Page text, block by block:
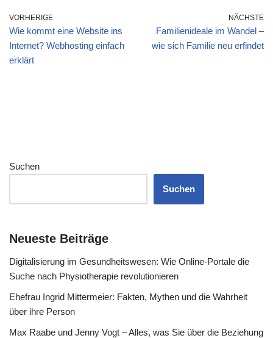
VORHERIGE
Wie kommt eine Website ins
Internet? Webhosting einfach
erklärt
NÄCHSTE
Familienideale im Wandel –
wie sich Familie neu erfindet
Suchen
Suchen
Neueste Beiträge
Digitalisierung im Gesundheitswesen: Wie Online-Portale die
Suche nach Physiotherapie revolutionieren
Ehefrau Ingrid Mittermeier: Fakten, Mythen und die Wahrheit
über ihre Person
Max Raabe und Jenny Vogt – Alles, was Sie über die Beziehung